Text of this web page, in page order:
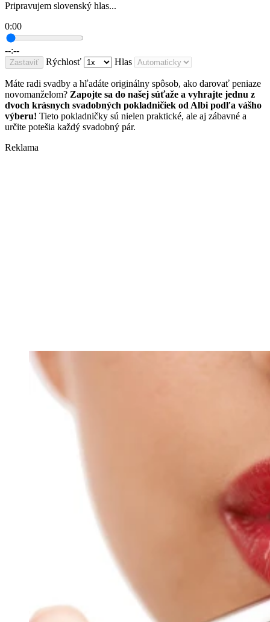
Pripravujem slovenský hlas...
0:00
--:--
Zastaviť Rýchlosť Hlas
Máte radi svadby a hľadáte originálny spôsob, ako darovať peniaze
novomanželom? Zapojte sa do našej súťaže a vyhrajte jednu z
dvoch krásnych svadobných pokladničiek od Albi podľa vášho
výberu! Tieto pokladničky sú nielen praktické, ale aj zábavné a
určite potešia každý svadobný pár.
Reklama